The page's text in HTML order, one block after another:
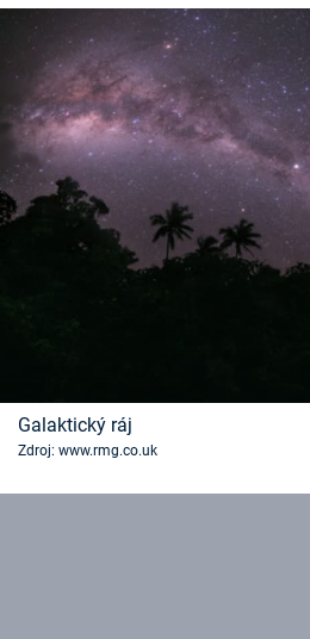
Galaktický ráj
Zdroj: www.rmg.co.uk